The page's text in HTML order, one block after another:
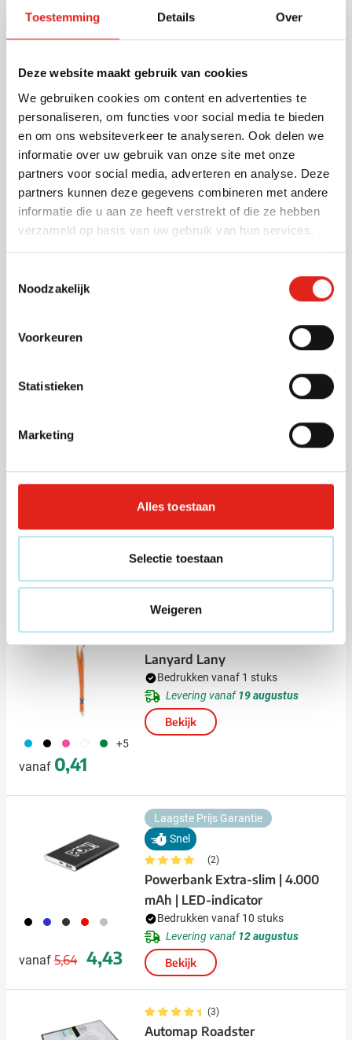
Toestemming Details Over
Deze website maakt gebruik van cookies
We gebruiken cookies om content en advertenties te
personaliseren, om functies voor social media te bieden
en om ons websiteverkeer te analyseren. Ook delen we
informatie over uw gebruik van onze site met onze
partners voor social media, adverteren en analyse. Deze
partners kunnen deze gegevens combineren met andere
informatie die u aan ze heeft verstrekt of die ze hebben
verzameld op basis van uw gebruik van hun services.
Noodzakelijk
Voorkeuren
Statistieken
Marketing
Alles toestaan
Selectie toestaan
Weigeren
vanaf 3,33 2,18 Bekijk
002024004005 006 +4
vanaf 0,94 0,64
Promo
(14)
Strandbal Playtime | Ø 25 cm |
Gekleurde panelen |
Opblaasbaar
Bedrukken vanaf 75 stuks
Levering vanaf12 augustus
Bekijk
006
Veiligheidshesje Fluosafe (kids)
vanaf 1,27
400
Bedrukken vanaf 25 stuks
033 001 046 002 004 +5
vanaf 0,41
Lanyard Lany
Bedrukken vanaf 1 stuks
Levering vanaf19 augustus
Bekijk
001 023 411 008 032
vanaf
Normale prijs
5,64
Speciale prijs
4,43
Laagste Prijs Garantie
Snel
(2)
Powerbank Extra-slim | 4.000
mAh | LED-indicator
Bedrukken vanaf 10 stuks
Levering vanaf12 augustus
Bekijk
(3)
Automap Roadster